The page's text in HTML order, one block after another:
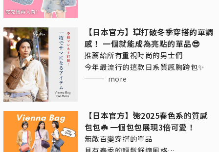
【日本官方】💥打破冬季穿搭的單調
感！ 一個就能成為亮點的單品😎
推薦給所有重視時尚的男士們
今年最流行的這款日系質感胸跨包✨
more
【日本官方】🌺2025春色系的質感
包包☘️ 一個包包展現3倍可愛！
無敵百變穿搭的單品